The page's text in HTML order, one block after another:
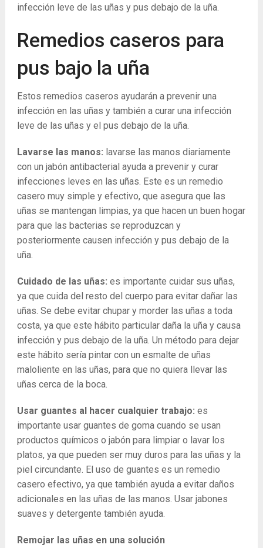
infección leve de las uñas y pus debajo de la uña.
Remedios caseros para
pus bajo la uña
Estos remedios caseros ayudarán a prevenir una
infección en las uñas y también a curar una infección
leve de las uñas y el pus debajo de la uña.
Lavarse las manos: lavarse las manos diariamente
con un jabón antibacterial ayuda a prevenir y curar
infecciones leves en las uñas. Este es un remedio
casero muy simple y efectivo, que asegura que las
uñas se mantengan limpias, ya que hacen un buen hogar
para que las bacterias se reproduzcan y
posteriormente causen infección y pus debajo de la
uña.
Cuidado de las uñas: es importante cuidar sus uñas,
ya que cuida del resto del cuerpo para evitar dañar las
uñas. Se debe evitar chupar y morder las uñas a toda
costa, ya que este hábito particular daña la uña y causa
infección y pus debajo de la uña. Un método para dejar
este hábito sería pintar con un esmalte de uñas
maloliente en las uñas, para que no quiera llevar las
uñas cerca de la boca.
Usar guantes al hacer cualquier trabajo: es
importante usar guantes de goma cuando se usan
productos químicos o jabón para limpiar o lavar los
platos, ya que pueden ser muy duros para las uñas y la
piel circundante. El uso de guantes es un remedio
casero efectivo, ya que también ayuda a evitar daños
adicionales en las uñas de las manos. Usar jabones
suaves y detergente también ayuda.
Remojar las uñas en una solución